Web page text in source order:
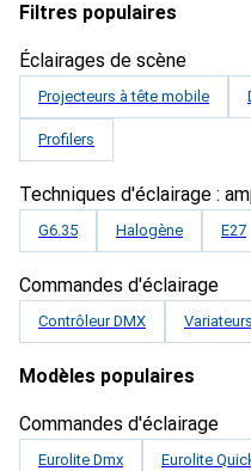
Filtres populaires
Éclairages de scène
Projecteurs à tête mobile
Profilers
Techniques d'éclairage :
G6.35 Halogène E27
Commandes d'éclairage
Contrôleur DMX Variateurs
Modèles populaires
Commandes d'éclairage
Eurolite Dmx Eurolite